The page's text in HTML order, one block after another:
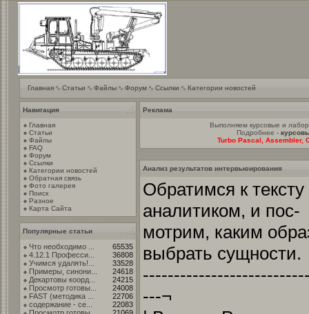
Главная Статьи Файлы Форум Ссылки Категории новостей
Навигация
Главная
Статьи
Файлы
FAQ
Форум
Ссылки
Категории новостей
Обратная связь
Фото галерея
Поиск
Разное
Карта Сайта
Популярные статьи
Что необходимо ...
65535
4.12.1 Професси...
36808
Учимся удалять!...
33528
Примеры, синони...
24618
Декартовы коорд...
24215
Просмотр готовы...
24008
FAST (методика ...
22706
содержание - се...
22083
Реклама
Выполняем курсовые и
Подробнее -
Turbo Pascal, Assembler,
Анализ результатов интервьюирования
Обратимся к
аналитиком, и пос-
мотрим, каким
выбрать сущности.
---¬